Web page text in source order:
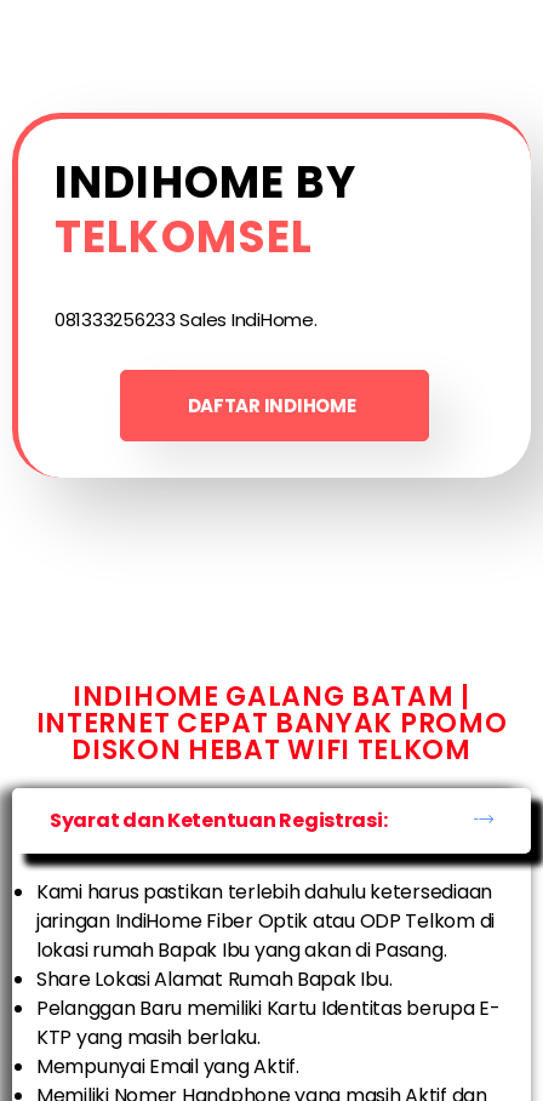
INDIHOME BY
TELKOMSEL
081333256233 Sales IndiHome.
DAFTAR INDIHOME
INDIHOME GALANG BATAM |
INTERNET CEPAT BANYAK PROMO
DISKON HEBAT WIFI TELKOM
Syarat dan Ketentuan Registrasi:
Kami harus pastikan terlebih dahulu ketersediaan
jaringan IndiHome Fiber Optik atau ODP Telkom di
lokasi rumah Bapak Ibu yang akan di Pasang.
Share Lokasi Alamat Rumah Bapak Ibu.
Pelanggan Baru memiliki Kartu Identitas berupa E-
KTP yang masih berlaku.
Mempunyai Email yang Aktif.